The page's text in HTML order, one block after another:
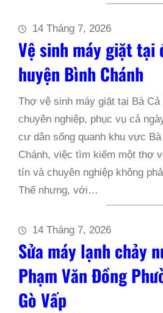
14 Tháng 7, 2026
Vệ sinh máy giặt tại
huyện Bình Chánh
Thợ vệ sinh máy giặt tại Bà Cả
chuyên nghiệp, phục vụ cả
cư dân sống quanh khu vực
Chánh, việc tìm kiếm một thợ
tín và chuyên nghiệp không
Thế nhưng, với…
14 Tháng 7, 2026
Sửa máy lạnh chảy
Phạm Văn Đồng
Gò Vấp